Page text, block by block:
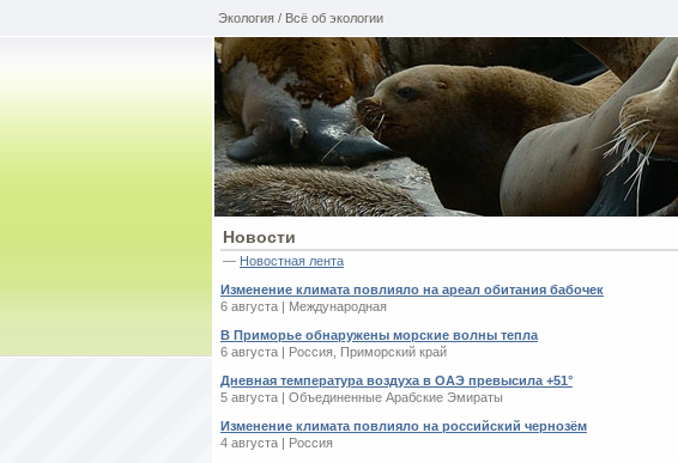
Экология / Всё об экологии
Новости
— Новостная лента
Изменение климата повлияло на ареал обитания бабочек
6 августа | Международная
В Приморье обнаружены морские волны тепла
6 августа | Россия, Приморский край
Дневная температура воздуха в ОАЭ превысила +51°
5 августа | Объединенные Арабские Эмираты
Изменение климата повлияло на российский чернозём
4 августа | Россия